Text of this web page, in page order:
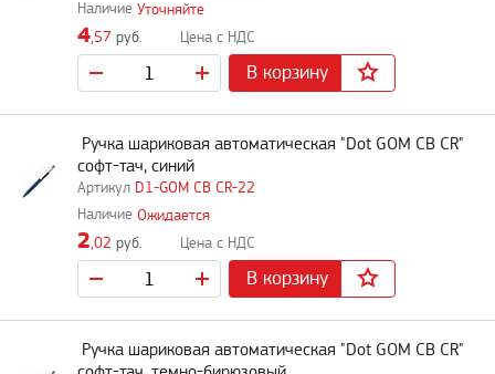
Уточняйте
4,57 руб.
В корзину
D1-GOM CB CR-22
Ручка шариковая автоматическая "Dot GOM CB CR"
софт-тач, синий
Ожидается
2,02 руб.
В корзину
Ручка шариковая автоматическая "Dot GOM CB CR"